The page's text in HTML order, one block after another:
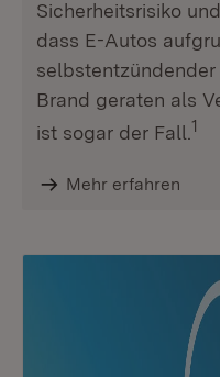
Sicherheitsrisiko
dass E-Autos
Brand geraten als
ist sogar der Fall. 1
Mehr erfahren